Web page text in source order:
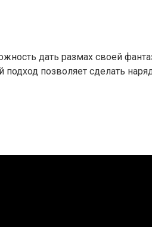
дать размах своей
подход позволяет сделать